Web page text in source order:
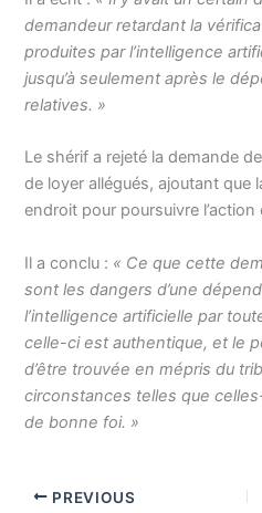
demandeur retardant la
produites par l’intelligence
jusqu’à seulement après le
relatives. »
Le shérif a rejeté la demande
de loyer allégués, ajoutant que
endroit pour poursuivre
Il a conclu : « Ce que cette
sont les dangers d’une
l’intelligence artificielle par
celle-ci est authentique, et le
d’être trouvée en mépris du
circonstances telles que
de bonne foi. »
PREVIOUS